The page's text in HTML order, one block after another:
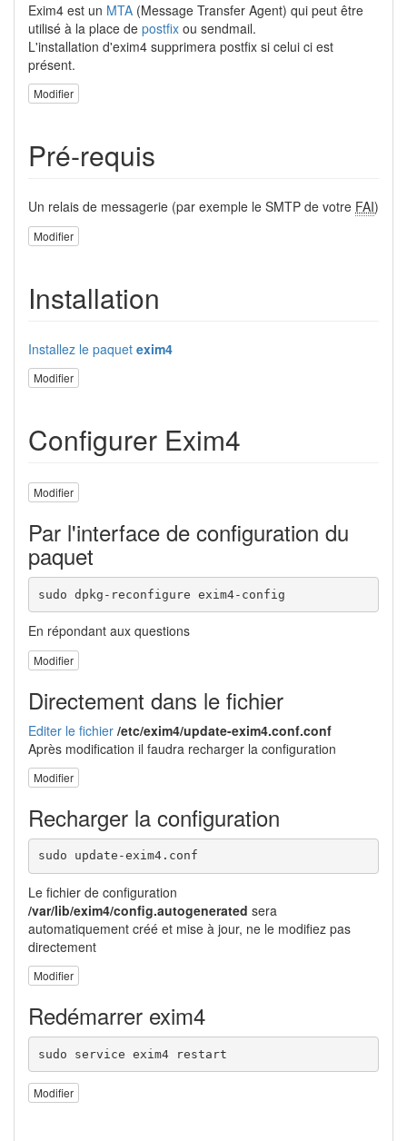
Exim4 est un MTA (Message Transfer Agent) qui peut être
utilisé à la place de postfix ou sendmail.
L'installation d'exim4 supprimera postfix si celui ci est
présent.
Modifier
Pré-requis
Un relais de messagerie (par exemple le SMTP de votre FAI)
Modifier
Installation
Installez le paquet exim4
Modifier
Configurer Exim4
Modifier
Par l'interface de configuration du
paquet
sudo dpkg-reconfigure exim4-config
En répondant aux questions
Modifier
Directement dans le fichier
Editer le fichier /etc/exim4/update-exim4.conf.conf
Après modification il faudra recharger la configuration
Modifier
Recharger la configuration
sudo update-exim4.conf
Le fichier de configuration
/var/lib/exim4/config.autogenerated sera
automatiquement créé et mise à jour, ne le modifiez pas
directement
Modifier
Redémarrer exim4
sudo service exim4 restart
Modifier